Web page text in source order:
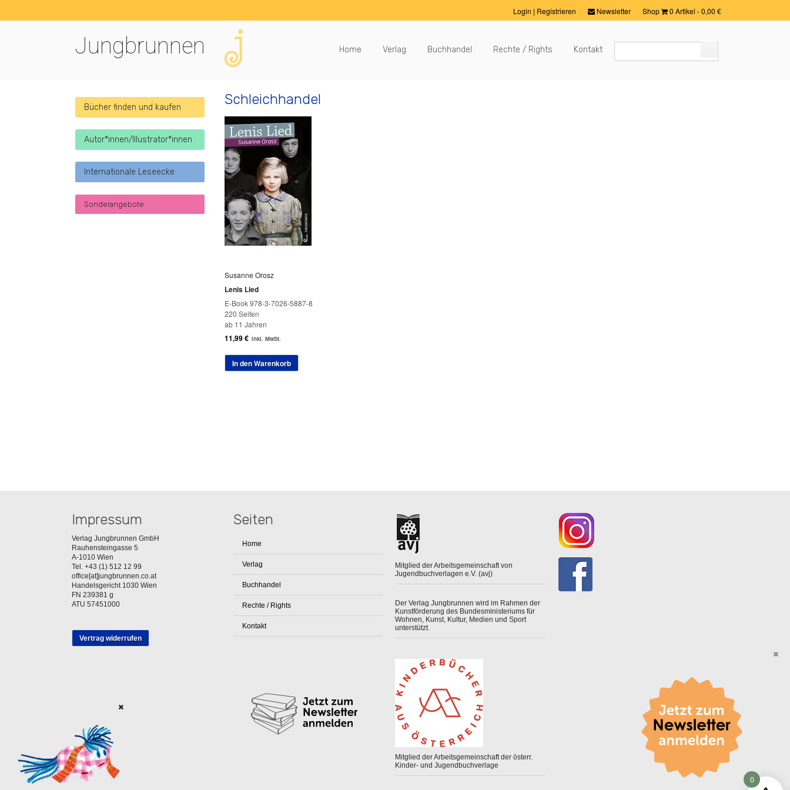
Shop 0 Artikel -0,00 €
Newsletter
Login | Registrieren
Jungbrunnen Home Verlag Buchhandel Rechte / Rights Kontakt
Schleichhandel
Susanne Orosz
Lenis Lied
E-Book 978-3-7026-5887-8
220 Seiten
ab 11 Jahren
11,99€ inkl. MwSt.
In den Warenkorb
Bücher finden und kaufen
Autor*innen/Illustrator*innen
Internationale Leseecke
Sonderangebote
Impressum
Verlag Jungbrunnen GmbH
Rauhensteingasse 5
A-1010 Wien
Tel. +43 (1) 512 12 99
office[at]jungbrunnen.co.at
Handelsgericht 1030 Wien
FN 239381 g
ATU 57451000
Vertrag widerrufen
Seiten
Home
Verlag
Buchhandel
Rechte / Rights
Kontakt
Mitglied der Arbeitsgemeinschaft von
Jugendbuchverlagen e.V. (avj)
Der Verlag Jungbrunnen wird im Rahmen der
Kunstförderung des Bundesministeriums für
Wohnen, Kunst, Kultur, Medien und Sport
unterstützt.
Mitglied der Arbeitsgemeinschaft der österr.
Kinder- und Jugendbuchverlage
0